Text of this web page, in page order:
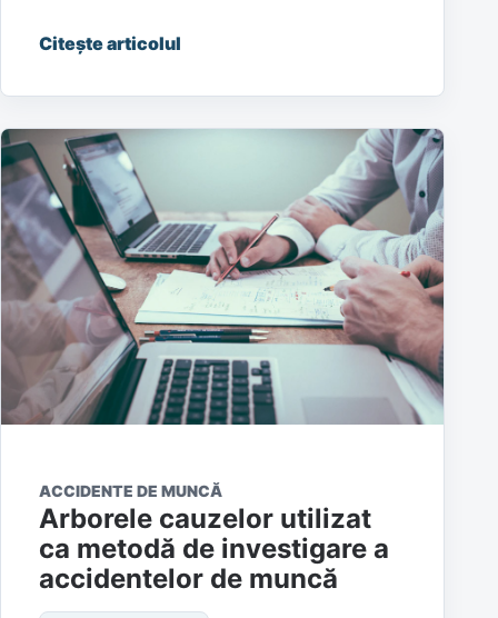
Citește articolul
ACCIDENTE DE MUNCĂ
Arborele cauzelor utilizat
ca metodă de investigare a
accidentelor de muncă